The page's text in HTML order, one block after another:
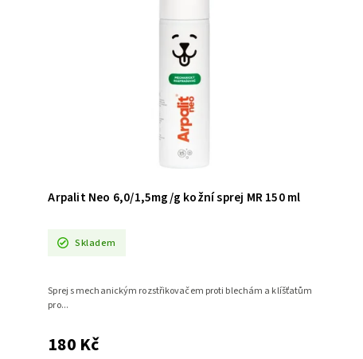
Arpalit Neo 6,0/1,5mg/g kožní sprej MR 150 ml
Skladem
180 Kč
Sprej s mechanickým rozstřikovačem proti blechám a klíšťatům
pro...